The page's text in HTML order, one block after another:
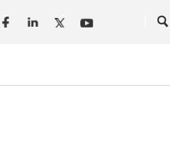
Seguici in rete